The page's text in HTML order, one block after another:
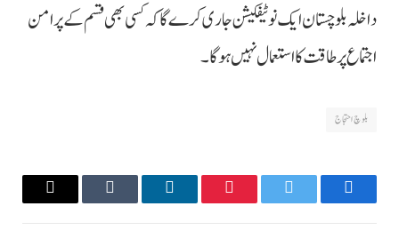
داخلہ بلوچستان ایک نوٹیفکیشن جاری کرے گا کہ کسی بھی قسم کے پرامن
اجتماع پر طاقت کا استعمال نہیں ہوگا۔
بلوچ احتجاج
Facebook
Twitter
Pinterest
LinkedIn
Tumblr
Email